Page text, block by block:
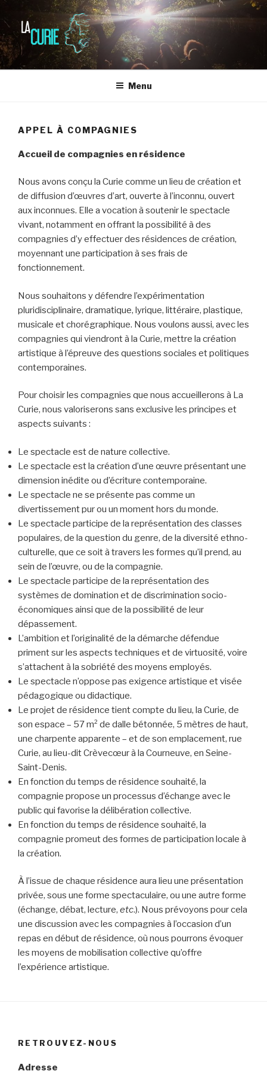
au
contenu
principal
LA CURIE
Lieu de création
Menu
APPEL À COMPAGNIES
Accueil de compagnies en résidence
Nous avons conçu la Curie comme un lieu de création et
de diffusion d’œuvres d’art, ouverte à l’inconnu, ouvert
aux inconnues. Elle a vocation à soutenir le spectacle
vivant, notamment en offrant la possibilité à des
compagnies d’y effectuer des résidences de création,
moyennant une participation à ses frais de
fonctionnement.
Nous souhaitons y défendre l’expérimentation
pluridisciplinaire, dramatique, lyrique, littéraire, plastique,
musicale et chorégraphique. Nous voulons aussi, avec les
compagnies qui viendront à la Curie, mettre la création
artistique à l’épreuve des questions sociales et politiques
contemporaines.
Pour choisir les compagnies que nous accueillerons à La
Curie, nous valoriserons sans exclusive les principes et
aspects suivants :
Le spectacle est de nature collective.
Le spectacle est la création d’une œuvre présentant une
dimension inédite ou d’écriture contemporaine.
Le spectacle ne se présente pas comme un
divertissement pur ou un moment hors du monde.
Le spectacle participe de la représentation des classes
populaires, de la question du genre, de la diversité ethno-
culturelle, que ce soit à travers les formes qu’il prend, au
sein de l’œuvre, ou de la compagnie.
Le spectacle participe de la représentation des
systèmes de domination et de discrimination socio-
économiques ainsi que de la possibilité de leur
dépassement.
L’ambition et l’originalité de la démarche défendue
priment sur les aspects techniques et de virtuosité, voire
s’attachent à la sobriété des moyens employés.
Le spectacle n’oppose pas exigence artistique et visée
pédagogique ou didactique.
Le projet de résidence tient compte du lieu, la Curie, de
son espace – 57 m² de dalle bétonnée, 5 mètres de haut,
une charpente apparente – et de son emplacement, rue
Curie, au lieu-dit Crèvecœur à la Courneuve, en Seine-
Saint-Denis.
En fonction du temps de résidence souhaité, la
compagnie propose un processus d’échange avec le
public qui favorise la délibération collective.
En fonction du temps de résidence souhaité, la
compagnie promeut des formes de participation locale à
la création.
À l’issue de chaque résidence aura lieu une présentation
privée, sous une forme spectaculaire, ou une autre forme
(échange, débat, lecture, etc.). Nous prévoyons pour cela
une discussion avec les compagnies à l’occasion d’un
repas en début de résidence, où nous pourrons évoquer
les moyens de mobilisation collective qu’offre
l’expérience artistique.
RETROUVEZ-NOUS
Adresse